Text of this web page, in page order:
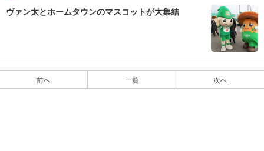
ヴァン太とホームタウンのマスコットが大集結
前へ 一覧 次へ